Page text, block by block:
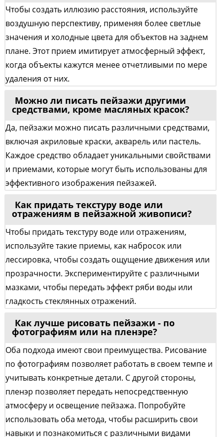
Чтобы создать иллюзию расстояния, используйте
воздушную перспективу, применяя более светлые
значения и холодные цвета для объектов на заднем
плане. Этот прием имитирует атмосферный эффект,
когда объекты кажутся менее отчетливыми по мере
удаления от них.
Можно ли писать пейзажи другими
средствами, кроме масляных красок?
Да, пейзажи можно писать различными средствами,
включая акриловые краски, акварель или пастель.
Каждое средство обладает уникальными свойствами
и приемами, которые могут быть использованы для
эффективного изображения пейзажей.
Как придать текстуру воде или
отражениям в пейзажной живописи?
Чтобы придать текстуру воде или отражениям,
используйте такие приемы, как набросок или
лессировка, чтобы создать ощущение движения или
прозрачности. Экспериментируйте с различными
мазками, чтобы передать эффект ряби воды или
гладкость стеклянных отражений.
Как лучше рисовать пейзажи - по
фотографиям или на пленэре?
Оба подхода имеют свои преимущества. Рисование
по фотографиям позволяет работать в своем темпе и
учитывать конкретные детали. С другой стороны,
пленэр позволяет передать непосредственную
атмосферу и освещение пейзажа. Попробуйте
использовать оба метода, чтобы расширить свои
навыки и познакомиться с различными видами